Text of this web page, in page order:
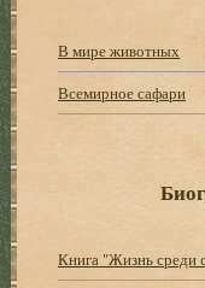
В мире животных
Всемирное сафари
Книга "Жизнь среди